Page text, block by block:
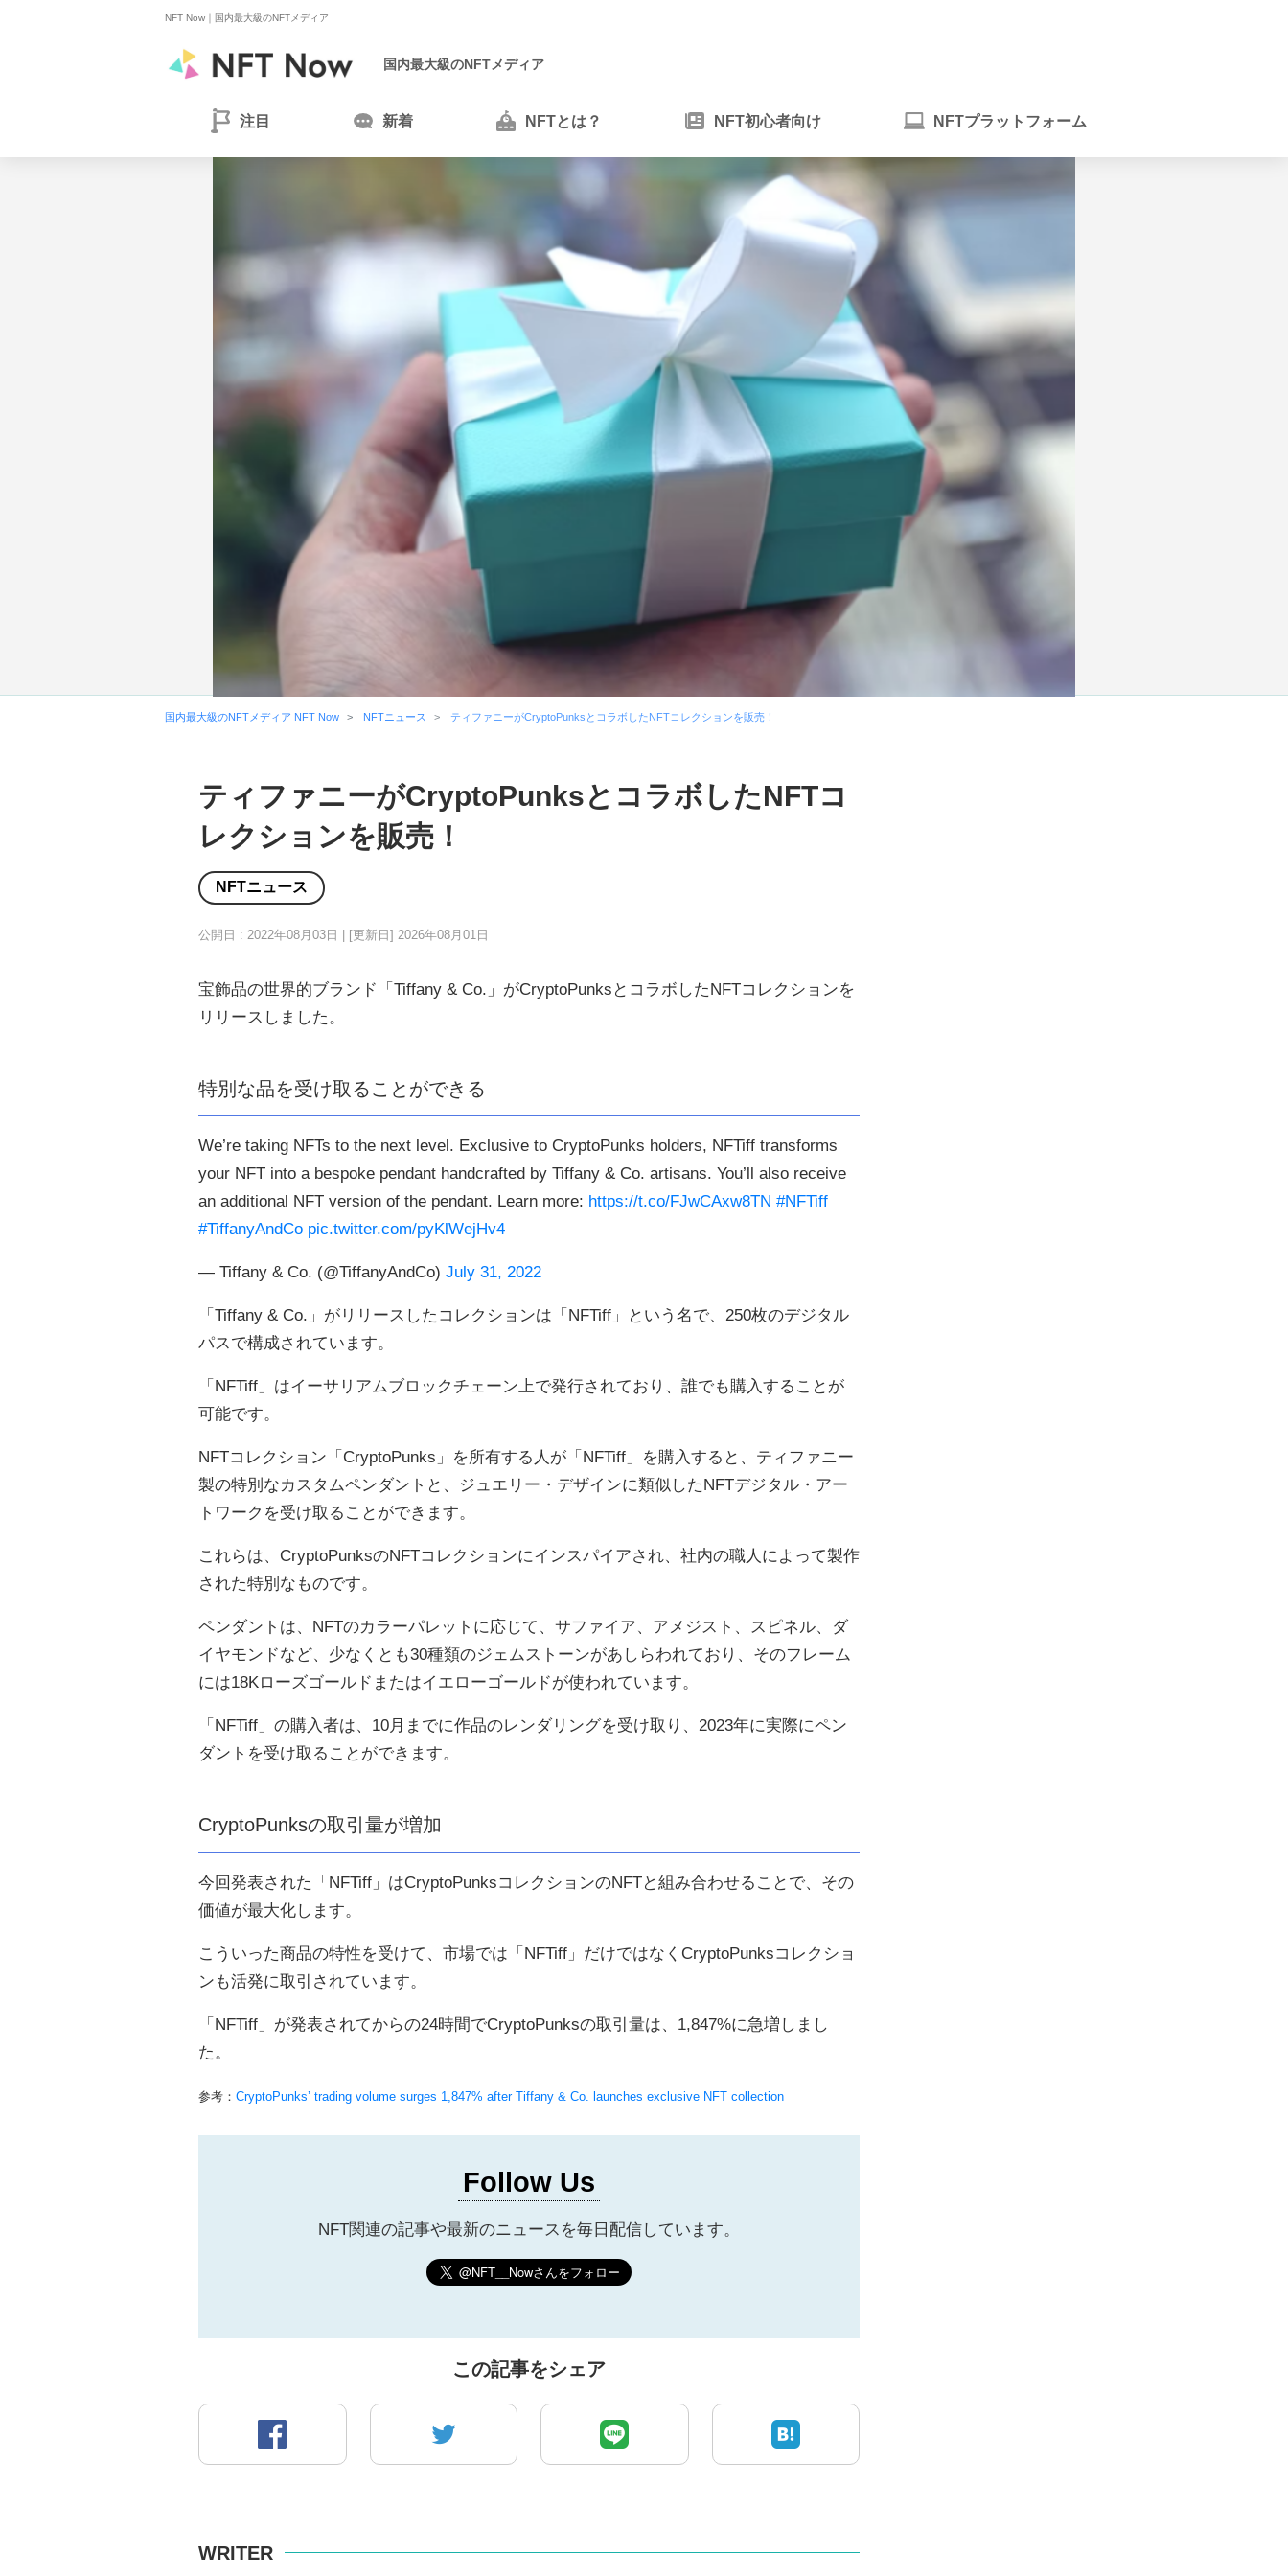
NFT Now｜ 国内最大級のNFTメディア
国内最大級のNFTメディア
注目 新着 NFTとは？ NFT初心者向け NFTプラットフォーム
国内最大級のNFTメディア NFT Now NFTニュース ティファニーがCryptoPunksとコラボしたNFTコレクションを販売！
ティファニーがCryptoPunksとコラボしたNFTコ
レクションを販売！
NFTニュース
公開日 : 2022年08月03日 | [更新日] 2026年08月01日
宝飾品の世界的ブランド「Tiffany & Co.」がCryptoPunksとコラボしたNFTコレクションを
リリースしました。
特別な品を受け取ることができる
We’re taking NFTs to the next level. Exclusive to CryptoPunks holders, NFTiff transforms
your NFT into a bespoke pendant handcrafted by Tiffany & Co. artisans. You’ll also receive
an additional NFT version of the pendant. Learn more: https://t.co/FJwCAxw8TN #NFTiff
#TiffanyAndCo pic.twitter.com/pyKlWejHv4
— Tiffany & Co. (@TiffanyAndCo) July 31, 2022
「Tiffany & Co.」がリリースしたコレクションは「NFTiff」という名で、250枚のデジタル
パスで構成されています。
「NFTiff」はイーサリアムブロックチェーン上で発行されており、誰でも購入することが
可能です。
NFTコレクション「CryptoPunks」を所有する人が「NFTiff」を購入すると、ティファニー
製の特別なカスタムペンダントと、ジュエリー・デザインに類似したNFTデジタル・アー
トワークを受け取ることができます。
これらは、CryptoPunksのNFTコレクションにインスパイアされ、社内の職人によって製作
された特別なものです。
ペンダントは、NFTのカラーパレットに応じて、サファイア、アメジスト、スピネル、ダ
イヤモンドなど、少なくとも30種類のジェムストーンがあしらわれており、そのフレーム
には18Kローズゴールドまたはイエローゴールドが使われています。
「NFTiff」の購入者は、10月までに作品のレンダリングを受け取り、2023年に実際にペン
ダントを受け取ることができます。
CryptoPunksの取引量が増加
今回発表された「NFTiff」はCryptoPunksコレクションのNFTと組み合わせることで、その
価値が最大化します。
こういった商品の特性を受けて、市場では「NFTiff」だけではなくCryptoPunksコレクショ
ンも活発に取引されています。
「NFTiff」が発表されてからの24時間でCryptoPunksの取引量は、1,847%に急増しまし
た。
参考： CryptoPunks’ trading volume surges 1,847% after Tiffany & Co. launches exclusive NFT collection
Follow Us
NFT関連の記事や最新のニュースを毎日配信しています。
この記事をシェア
WRITER